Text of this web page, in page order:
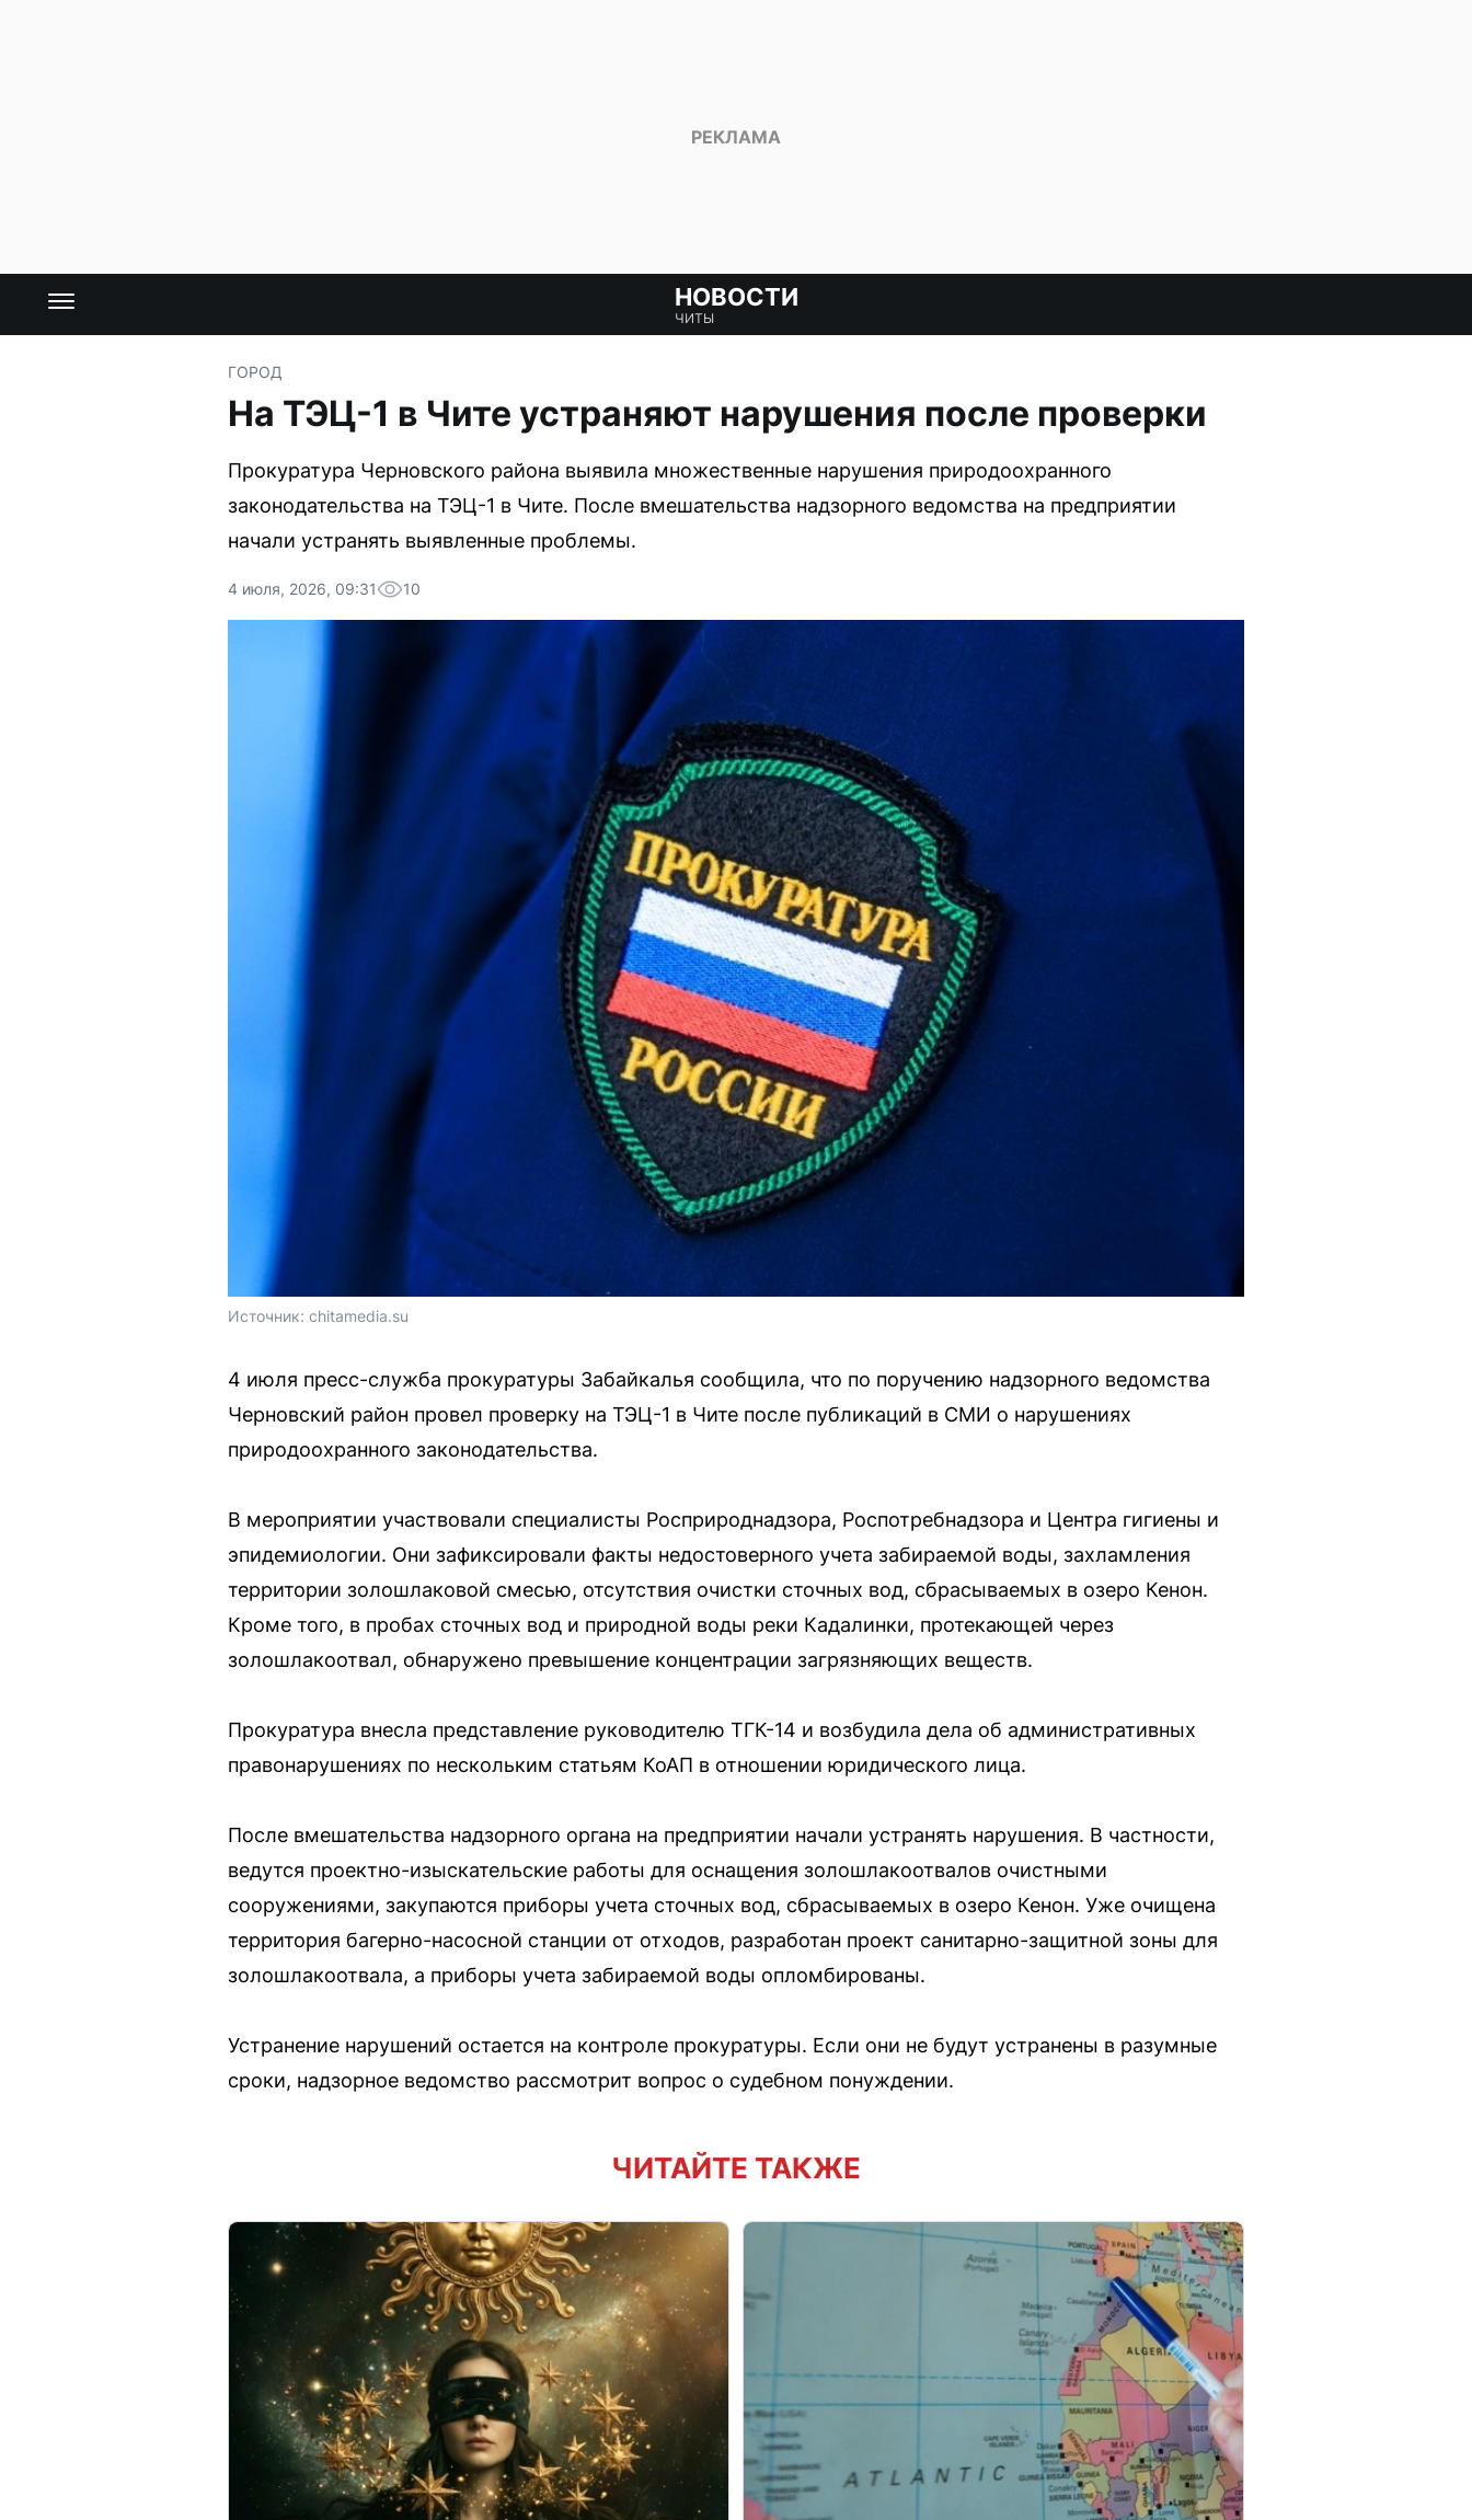
НОВОСТИ
ЧИТЫ
ГОРОД
На ТЭЦ-1 в Чите устраняют нарушения после проверки
Прокуратура Черновского района выявила множественные нарушения природоохранного
законодательства на ТЭЦ-1 в Чите. После вмешательства надзорного ведомства на предприятии
начали устранять выявленные проблемы.
4 июля, 2026, 09:31 10
Источник: chitamedia.su
4 июля пресс-служба прокуратуры Забайкалья сообщила, что по поручению надзорного ведомства
Черновский район провел проверку на ТЭЦ-1 в Чите после публикаций в СМИ о нарушениях
природоохранного законодательства.
В мероприятии участвовали специалисты Росприроднадзора, Роспотребнадзора и Центра гигиены и
эпидемиологии. Они зафиксировали факты недостоверного учета забираемой воды, захламления
территории золошлаковой смесью, отсутствия очистки сточных вод, сбрасываемых в озеро Кенон.
Кроме того, в пробах сточных вод и природной воды реки Кадалинки, протекающей через
золошлакоотвал, обнаружено превышение концентрации загрязняющих веществ.
Прокуратура внесла представление руководителю ТГК-14 и возбудила дела об административных
правонарушениях по нескольким статьям КоАП в отношении юридического лица.
После вмешательства надзорного органа на предприятии начали устранять нарушения. В частности,
ведутся проектно-изыскательские работы для оснащения золошлакоотвалов очистными
сооружениями, закупаются приборы учета сточных вод, сбрасываемых в озеро Кенон. Уже очищена
территория багерно-насосной станции от отходов, разработан проект санитарно-защитной зоны для
золошлакоотвала, а приборы учета забираемой воды опломбированы.
Устранение нарушений остается на контроле прокуратуры. Если они не будут устранены в разумные
сроки, надзорное ведомство рассмотрит вопрос о судебном понуждении.
ЧИТАЙТЕ ТАКЖЕ